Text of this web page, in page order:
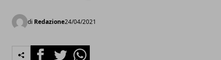
di Redazione24/04/2021
FacebookTwitterWhatsapp